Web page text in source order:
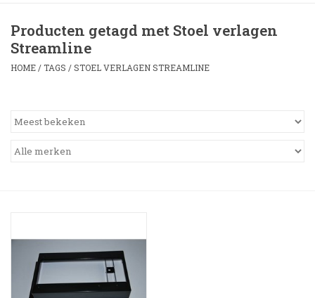
Led Triple Sign
Zonnekleppen
Dakrek /Imperiaal
Stoel Verlagen
Producten getagd met Stoel verlagen
Streamline
HOME /TAGS /STOEL VERLAGEN STREAMLINE